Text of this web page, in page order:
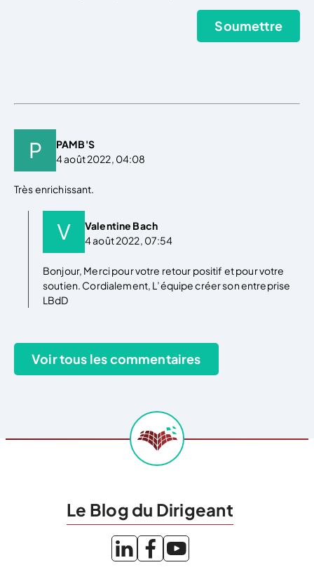
PAMB'S
4 août 2022, 04:08
Très enrichissant.
Valentine Bach
4 août 2022, 07:54
Bonjour, Merci pour votre retour positif et pour votre
soutien. Cordialement, L’équipe créer son entreprise
LBdD
Le Blog du Dirigeant